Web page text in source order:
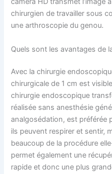
chirurgien de travailler sous
une arthroscopie du genou.
Quels sont les avantages de
Avec la chirurgie
chirurgicale de 1 cm est
chirurgie endoscopique
réalisée sans anesthésie
analgosédation, est préférée
ils peuvent respirer et sentir,
beaucoup de la procédure
permet également une
rapide et donc une plus